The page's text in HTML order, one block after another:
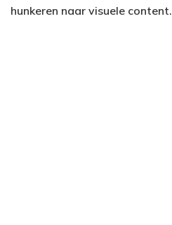
hunkeren naar visuele content.